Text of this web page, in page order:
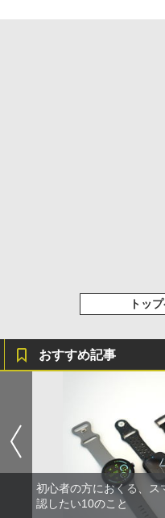
トッ
おすすめ記事
初心者の方におくる、ス
認したい10のこと